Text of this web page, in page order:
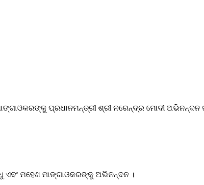
ପ୍ରଧାନମନ୍ତ୍ରୀ ଶ୍ରୀ ନରେନ୍ଦ୍ର ମୋଦୀ ଅଭିନନ୍ଦନ
ଏବଂ ମହେଶ ମାଙ୍ଗାଓକରଙ୍କୁ ଅଭିନନ୍ଦନ ।